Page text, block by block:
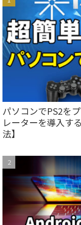
パソコンでPS2を
レーターを導入す
法】